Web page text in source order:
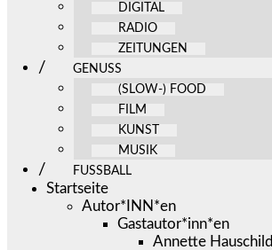
DIGITAL
RADIO
ZEITUNGEN
GENUSS
(SLOW-) FOOD
FILM
KUNST
MUSIK
FUSSBALL
Startseite
Autor*INN*en
Gastautor*inn*en
Annette Hauschild